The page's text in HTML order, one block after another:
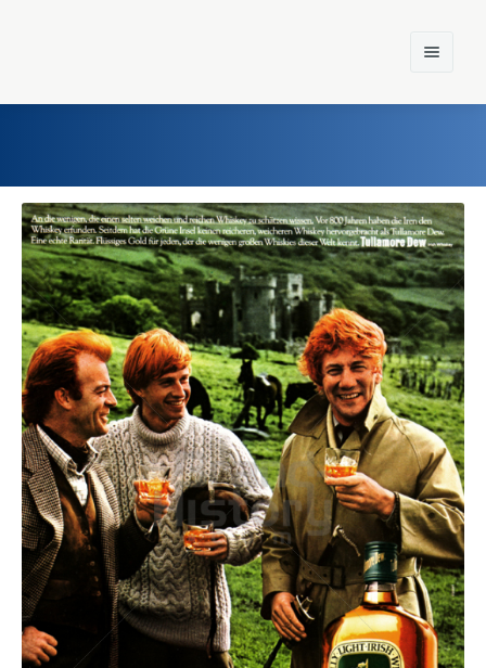
Home
Einst und Heute
Marken
Konzerne
Epoche